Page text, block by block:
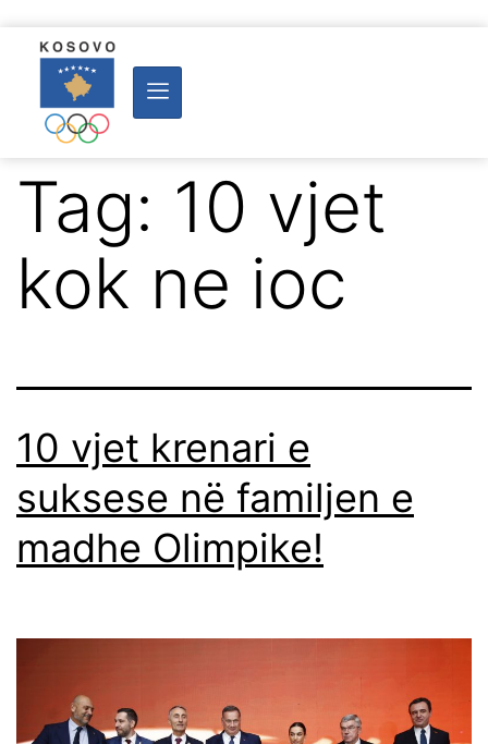
Tag: 10 vjet
kok ne ioc
10 vjet krenari e
suksese në familjen e
madhe Olimpike!